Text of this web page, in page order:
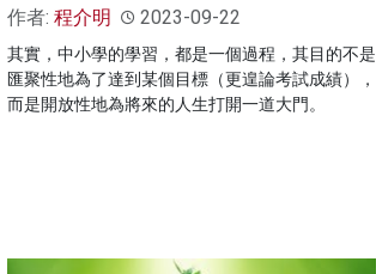
作者: 程介明 2023-09-22
其實，中小學的學習，都是一個過程，其目的不是
匯聚性地為了達到某個目標（更遑論考試成績），
而是開放性地為將來的人生打開一道大門。